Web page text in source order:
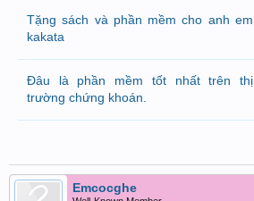
Tặng sách và phần mềm cho anh em
kakata
Đâu là phần mềm tốt nhất trên thị
trường chứng khoán.
Emcocghe